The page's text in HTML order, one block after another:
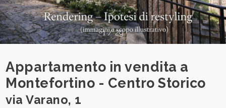
1 / 29
Appartamento in vendita a
Montefortino - Centro Storico
via Varano, 1
CONTATTI
DICONO
DI
NOI
Provincia
Comune